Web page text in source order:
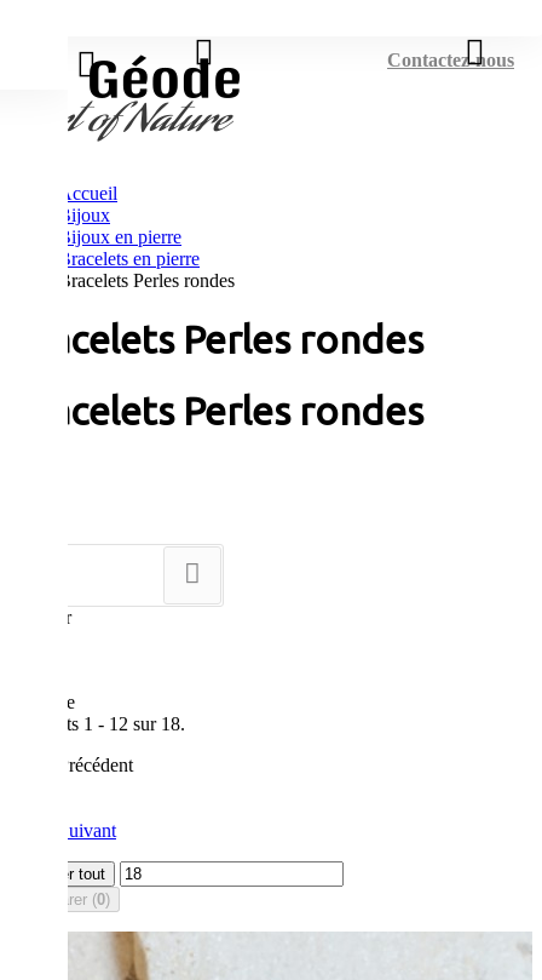
Contactez-nous
Accueil
Bijoux
Bijoux en pierre
Bracelets en pierre
Bracelets Perles rondes
Bracelets Perles rondes
Bracelets Perles rondes
Montrer
par page
Résultats 1 - 12 sur 18.
Précédent
Suivant
Afficher tout
Comparer (0)